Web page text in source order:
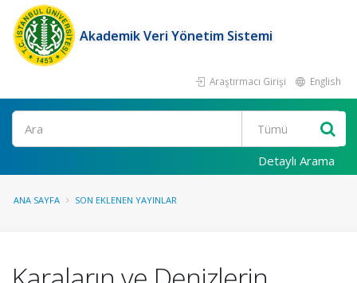
Akademik Veri Yönetim Sistemi
Araştırmacı Girişi English
Ara
Detaylı Arama
ANA SAYFA SON EKLENEN YAYINLAR